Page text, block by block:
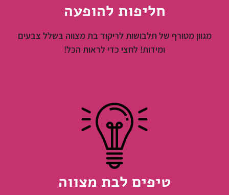
חליפות להופעה
מגוון מטורף של תלבושות לריקוד בת מצווה בשלל צבעים
ומידות! לחצי כדי לראות הכל!
טיפים לבת מצווה